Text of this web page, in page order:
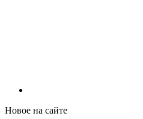
Новое на сайте